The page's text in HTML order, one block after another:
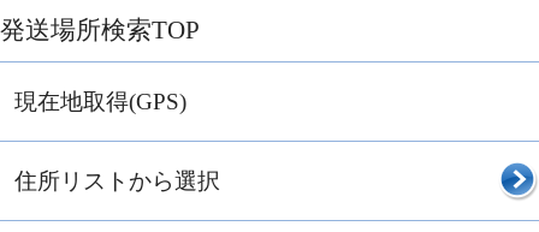
発送場所検索TOP
現在地取得(GPS)
住所リストから選択